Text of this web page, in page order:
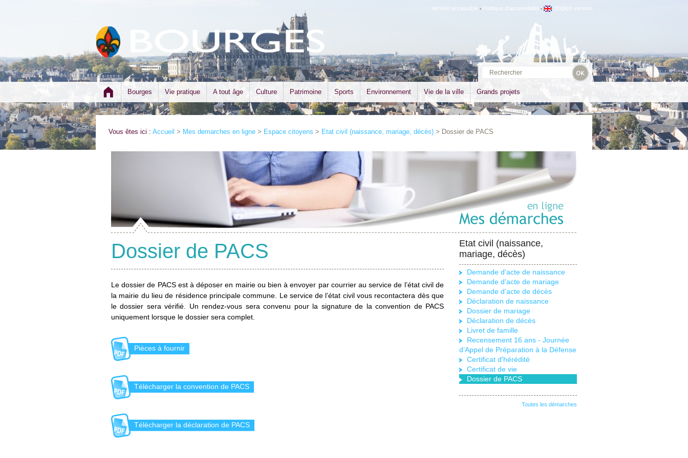
Version accessible - Politique d'accessibilité - English version
Bourges Vie pratique A tout âge Culture Patrimoine Sports Environnement Vie de la ville Grands projets
Vous êtes ici : Accueil > Mes demarches en ligne > Espace citoyens > Etat civil (naissance, mariage, décès) > Dossier de PACS
Dossier de PACS
Le dossier de PACS est à déposer en mairie ou bien à envoyer par courrier au service de l’état civil de
la mairie du lieu de résidence principale commune. Le service de l’état civil vous recontactera dès que
le dossier sera vérifié. Un rendez-vous sera convenu pour la signature de la convention de PACS
uniquement lorsque le dossier sera complet.
Pièces à fournir
Télécharger la convention de PACS
Télécharger la déclaration de PACS
Etat civil (naissance,
mariage, décès)
Demande d'acte de naissance
Demande d'acte de mariage
Demande d'acte de décès
Déclaration de naissance
Dossier de mariage
Déclaration de décès
Livret de famille
Recensement 16 ans - Journée
d’Appel de Préparation à la Défense
Certificat d'hérédité
Certificat de vie
Dossier de PACS
Toutes les démarches